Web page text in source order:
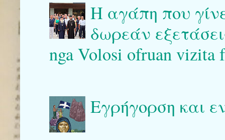
Η αγάπη που
δωρεάν
nga Volosi ofruan vizita
Εγρήγορση και